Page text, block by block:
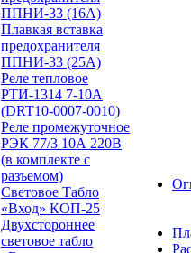
ППНИ-33 (16А)
Плавкая вставка
предохранителя
ППНИ-33 (25А)
Реле тепловое
РТИ-1314 7-10А
(DRT10-0007-0010)
Реле промежуточное
РЭК 77/3 10А 220В
(в комплекте с
разъемом)
Световое Табло
«Вход» КОП-25
Двухстороннее
световое табло